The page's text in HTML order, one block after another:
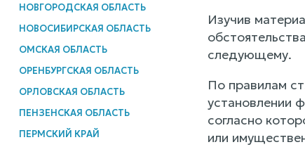
НОВГОРОДСКАЯ ОБЛАСТЬ
НОВОСИБИРСКАЯ ОБЛАСТЬ
ОМСКАЯ ОБЛАСТЬ
ОРЕНБУРГСКАЯ ОБЛАСТЬ
ОРЛОВСКАЯ ОБЛАСТЬ
ПЕНЗЕНСКАЯ ОБЛАСТЬ
ПЕРМСКИЙ КРАЙ
Изучив
следующему.
По правилам
установлении
согласно
или